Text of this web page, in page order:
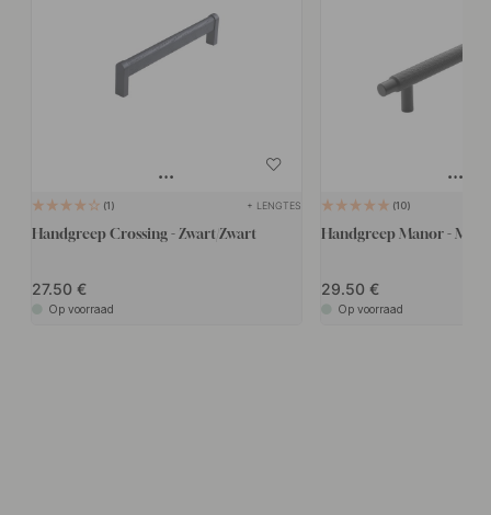
1 + LENGTES
Handgreep Crossing - Zwart/Zwart
27.50
Op voorraad
10
Handgreep Manor - Mat
29.50
Op voorraad